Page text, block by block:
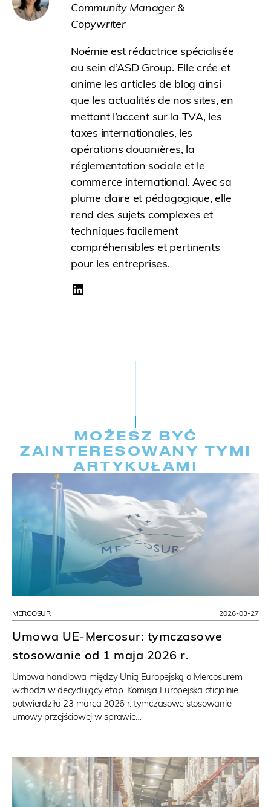
Community Manager &
Copywriter
Noémie est rédactrice spécialisée
au sein d’ASD Group. Elle crée et
anime les articles de blog ainsi
que les actualités de nos sites, en
mettant l’accent sur la TVA, les
taxes internationales, les
opérations douanières, la
réglementation sociale et le
commerce international. Avec sa
plume claire et pédagogique, elle
rend des sujets complexes et
techniques facilement
compréhensibles et pertinents
pour les entreprises.
MOŻESZ BYĆ
ZAINTERESOWANY TYMI
ARTYKUŁAMI
MERCOSUR
Umowa UE-Mercosur: tymczasowe
stosowanie od 1 maja 2026 r.
Umowa handlowa między Unią Europejską a Mercosurem
wchodzi w decydujący etap. Komisja Europejska oficjalnie
potwierdziła 23 marca 2026 r. tymczasowe stosowanie
umowy przejściowej w sprawie…
2026-03-27